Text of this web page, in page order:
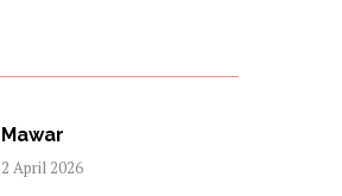
Mawar
2 April 2026